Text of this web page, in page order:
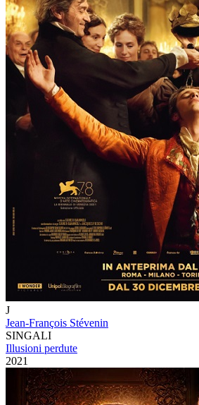
J
Jean-François Stévenin
SINGALI
Illusioni perdute
2021